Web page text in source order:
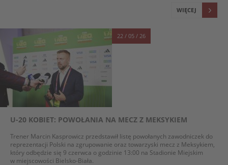
WIĘCEJ
22 / 05 / 26
U-20 KOBIET: POWOŁANIA NA MECZ Z MEKSYKIEM
Trener Marcin Kasprowicz przedstawił listę powołanych zawodniczek do
reprezentacji Polski na zgrupowanie oraz towarzyski mecz z Meksykiem,
który odbędzie się 9 czerwca o godzinie 13:00 na Stadionie Miejskim
w miejscowości Bielsko-Biała.